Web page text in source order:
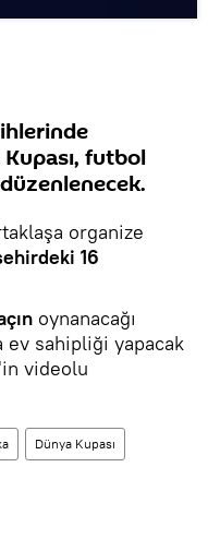
futbol
organize
16
oynanacağı
ev sahipliği yapacak
videolu
Dünya Kupası